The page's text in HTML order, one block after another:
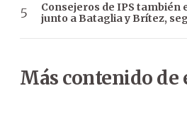
Consejeros de IPS también
junto a Bataglia y Brítez,
Más contenido de